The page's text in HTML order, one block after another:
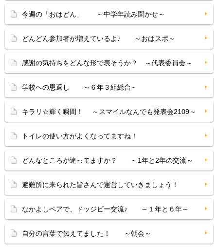
今週の「おはどん」 ～中学年読み聞かせ～
どんどん参加者が増えているよ♪ ～おはスポ～
感謝の気持ちをどんな形で表そうか？ ～代表委員会～
学校への恩返し ～６年３組総合～
キラリ☆輝く瞬間！ ～スマイルなんでも発表会2109～
トイレの使い方がよくなってますね！
どんなところが違ってますか？ ～1年と2年の交流～
避難所に来られた皆さんで運営していきましょう！
なかよしペアで、ドッジビー交流♪ ～１年と６年～
自分の言葉で伝えてました！ ～朝会～